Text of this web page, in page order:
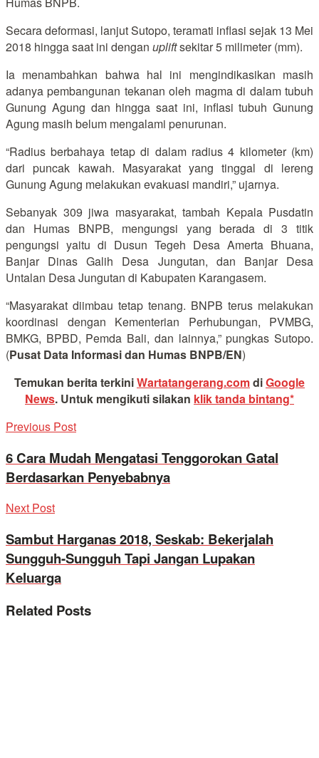
Secara deformasi, lanjut Sutopo, teramati inflasi sejak 13 Mei
2018 hingga saat ini dengan upliftsekitar 5 milimeter (mm).
Ia menambahkan bahwa hal ini mengindikasikan masih
adanya pembangunan tekanan oleh magma di dalam tubuh
Gunung Agung dan hingga saat ini, inflasi tubuh Gunung
Agung masih belum mengalami penurunan.
“Radius berbahaya tetap di dalam radius 4 kilometer (km)
dari puncak kawah. Masyarakat yang tinggal di lereng
Gunung Agung melakukan evakuasi mandiri,” ujarnya.
Sebanyak 309 jiwa masyarakat, tambah Kepala Pusdatin
dan Humas BNPB, mengungsi yang berada di 3 titik
pengungsi yaitu di Dusun Tegeh Desa Amerta Bhuana,
Banjar Dinas Galih Desa Jungutan, dan Banjar Desa
Untalan Desa Jungutan di Kabupaten Karangasem.
“Masyarakat diimbau tetap tenang. BNPB terus melakukan
koordinasi dengan Kementerian Perhubungan, PVMBG,
BMKG, BPBD, Pemda Bali, dan lainnya,” pungkas Sutopo.
(Pusat Data Informasi dan Humas BNPB/EN)
Temukan berita terkiniWartatangerang.comdiGoogle
News. Untuk mengikuti silakan klik tanda bintang*
Previous Post
6 Cara Mudah Mengatasi Tenggorokan Gatal
Berdasarkan Penyebabnya
Next Post
Sambut Harganas 2018, Seskab: Bekerjalah
Sungguh-Sungguh Tapi Jangan Lupakan
Keluarga
Related Posts